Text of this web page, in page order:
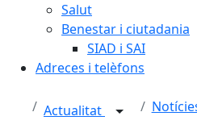
Salut
Benestar i ciutadania
SIAD i SAI
Adreces i telèfons
Actualitat